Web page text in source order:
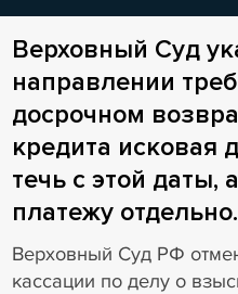
Верховный Суд
направлении
досрочном
кредита исковая
течь с этой даты,
платежу отдельно.
Верховный Суд РФ
кассации по делу о